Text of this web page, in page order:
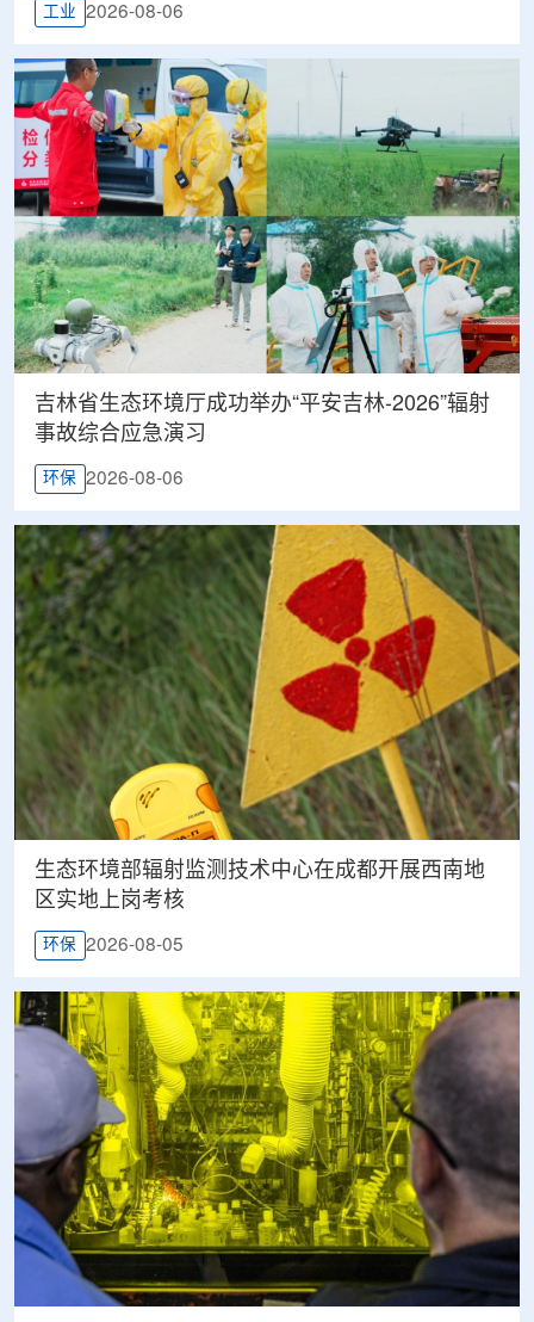
工业 2026-08-06
吉林省生态环境厅成功举办“平安吉林-2026”辐射
事故综合应急演习
环保 2026-08-06
生态环境部辐射监测技术中心在成都开展西南地
区实地上岗考核
环保 2026-08-05